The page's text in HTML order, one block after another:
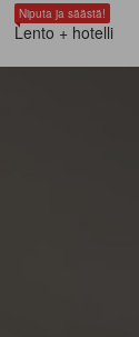
Niputa ja säästä!
Lento + hotelli